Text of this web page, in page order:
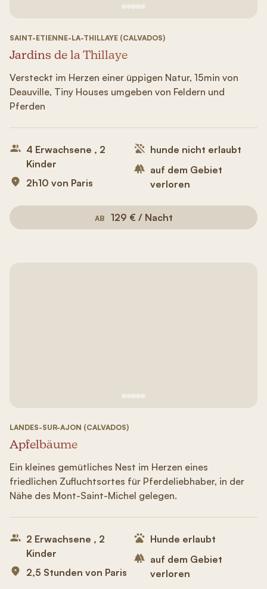
SAINT-ETIENNE-LA-THILLAYE (CALVADOS)
Jardins de la Thillaye
Versteckt im Herzen einer üppigen Natur, 15min von
Deauville, Tiny Houses umgeben von Feldern und
Pferden
4 Erwachsene , 2
Kinder
2h10 von Paris
hunde nicht erlaubt
auf dem Gebiet
verloren
AB 129 € / Nacht
LANDES-SUR-AJON (CALVADOS)
Apfelbäume
Ein kleines gemütliches Nest im Herzen eines
friedlichen Zufluchtsortes für Pferdeliebhaber, in der
Nähe des Mont-Saint-Michel gelegen.
2 Erwachsene , 2
Kinder
2,5 Stunden von Paris
Hunde erlaubt
auf dem Gebiet
verloren